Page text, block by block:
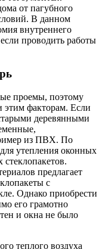
от пагубного
В данном
внутреннего
проводить работы
проемы, поэтому
этим факторам. Если
деревянными
из ПВХ. По
утепления оконных
стеклопакетов.
предлагает
с
Однако приобрести
его грамотно
и окна не было
теплого воздуха